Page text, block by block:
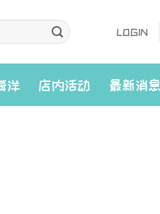
LOGIN
洋 店内活动 最新消息